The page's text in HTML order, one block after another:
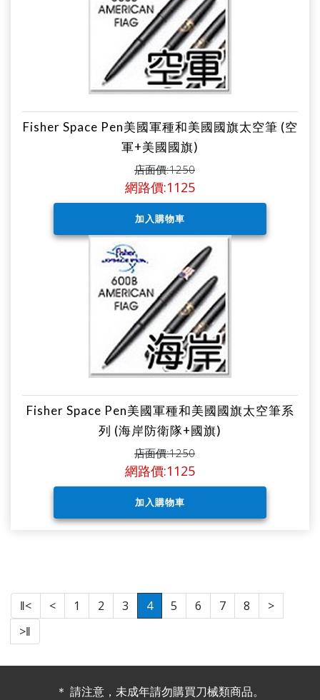
Fisher Space Pen美國軍種和美國國旗太空筆 (空
軍+美國國旗)
店面價:1250
網路價:1125
Fisher Space Pen美國軍種和美國國旗太空筆系
列 (海岸防衛隊+國旗)
店面價:1250
網路價:1125
‖< < 1 2 3 4 5 6 7 8
>
>‖
＊ 請注意，未成年請勿購買刀械類商品。